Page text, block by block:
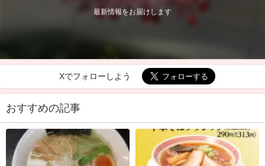
最新情報をお届けします
Xでフォローしよう
おすすめの記事